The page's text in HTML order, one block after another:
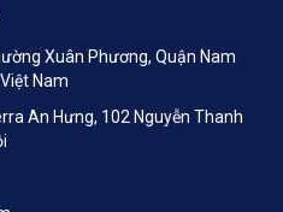
Xuân Phương, Quận Nam
Nam
An Hưng, 102 Nguyễn Thanh